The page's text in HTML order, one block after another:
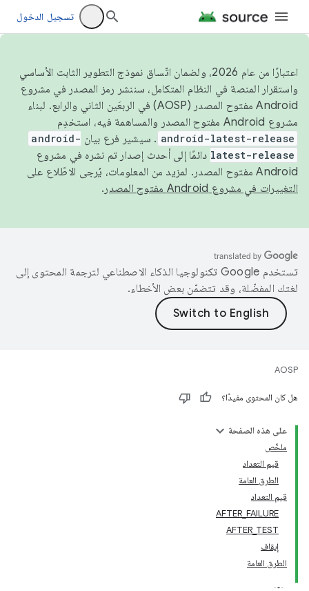
تسجيل الدخول
اعتبارًا من عام 2026، ولضمان اتّساق نموذج التطوير الثابت الأساسي
واستقرار المنصة في النظام المتكامل، سننشر رمز المصدر في مشروع
Android مفتوح المصدر (AOSP) في الربعَين الثاني والرابع. لبناء
مشروع Android مفتوح المصدر والمساهمة فيه، استخدِم
android-latest-release . سيشير فرع بيان android-
latest-release دائمًا إلى أحدث إصدار تم نشره في مشروع
Android مفتوح المصدر. لمزيد من المعلومات، يُرجى الاطّلاع على
التغييرات في مشروع Android مفتوح المصدر
.
تستخدم Google تكنولوجيا الذكاء الاصطناعي لترجمة المحتوى إلى
لغتك المفضّلة، وقد تتضمّن بعض الأخطاء.
AOSP
هل كان المحتوى مفيدًا؟
على هذه الصفحة
ملخّص
قيم التعداد
الطرق العامة
قيم التعداد
AFTER_FAILURE
AFTER_TEST
إيقاف
الطرق العامة